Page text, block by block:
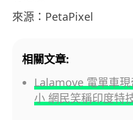
來源：PetaPixel
相關文章:
Lalamove 電單車
小 網民笑稱印度特